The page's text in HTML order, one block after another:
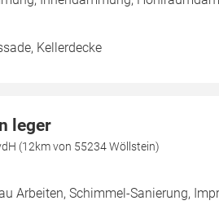
Kellerdecke
leger
(12km von 55234 Wöllstein)
Arbeiten, Schimmel-Sanierung,